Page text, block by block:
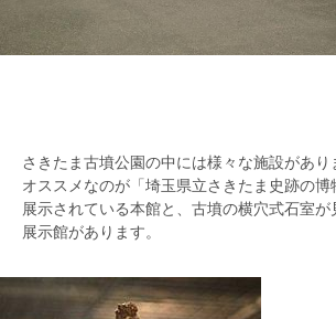
さきたま古墳公園の中には様々な施設があり
オススメなのが「埼玉県立さきたま史跡の
展示されている本館と、古墳の横穴式石室
展示館があります。